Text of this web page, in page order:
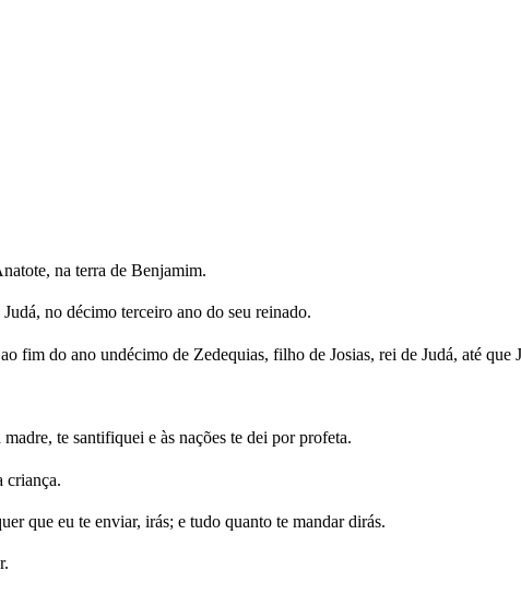
na terra de Benjamim.
no décimo terceiro ano do seu reinado.
fim do ano undécimo de Zedequias, filho de Josias, rei de Judá, até
te santifiquei e às nações te dei por profeta.
criança.
que eu te enviar, irás; e tudo quanto te mandar dirás.